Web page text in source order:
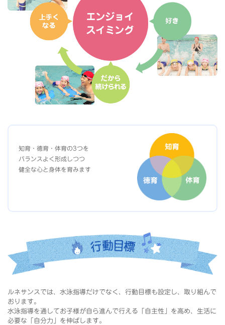
知育・徳育・体育の3つを
バランスよく形成しつつ
健全な心と身体を育みます
ルネサンスでは、水泳指導だけでなく、行動目標も設定し、取り組んで
おります。
水泳指導を通してお子様が自ら進んで行える「自主性」を高め、生活に
必要な「自分力」を伸ばします。